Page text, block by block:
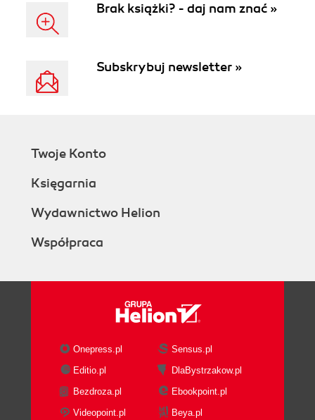
Brak książki? - daj nam znać »
Subskrybuj newsletter »
Twoje Konto
Księgarnia
Wydawnictwo Helion
Współpraca
Onepress.pl
Sensus.pl
Editio.pl
DlaBystrzakow.pl
Bezdroza.pl
Ebookpoint.pl
Videopoint.pl
Beya.pl